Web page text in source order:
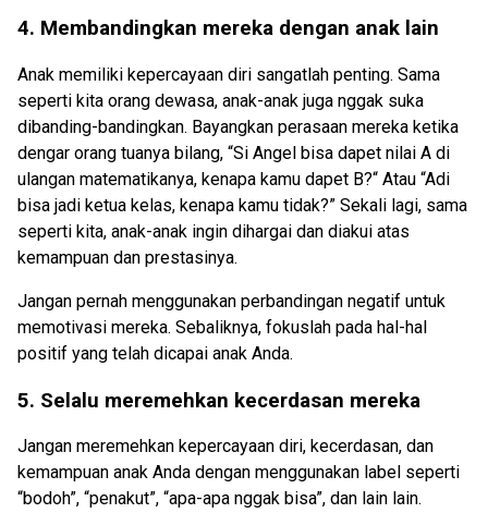
4. Membandingkan mereka dengan anak lain
Anak memiliki kepercayaan diri sangatlah penting. Sama
seperti kita orang dewasa, anak-anak juga nggak suka
dibanding-bandingkan. Bayangkan perasaan mereka ketika
dengar orang tuanya bilang, “Si Angel bisa dapet nilai A di
ulangan matematikanya, kenapa kamu dapet B?“ Atau “Adi
bisa jadi ketua kelas, kenapa kamu tidak?” Sekali lagi, sama
seperti kita, anak-anak ingin dihargai dan diakui atas
kemampuan dan prestasinya.
Jangan pernah menggunakan perbandingan negatif untuk
memotivasi mereka. Sebaliknya, fokuslah pada hal-hal
positif yang telah dicapai anak Anda.
5. Selalu meremehkan kecerdasan mereka
Jangan meremehkan kepercayaan diri, kecerdasan, dan
kemampuan anak Anda dengan menggunakan label seperti
“bodoh”, “penakut”, “apa-apa nggak bisa”, dan lain lain.